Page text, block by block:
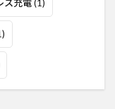
ス充電(1)